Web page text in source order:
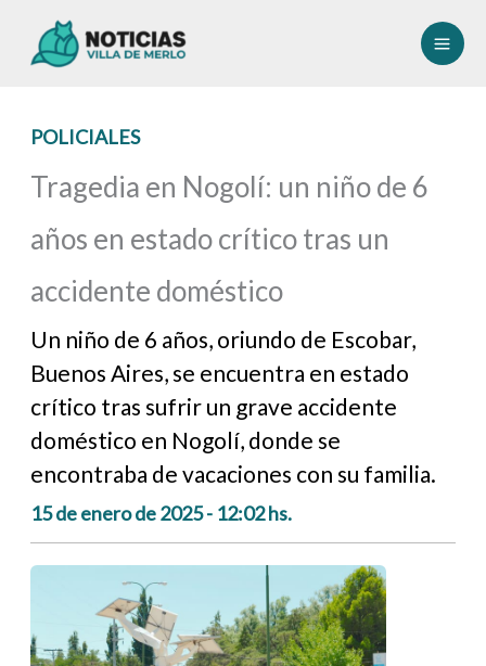
POLICIALES
Tragedia en Nogolí: un niño de 6
años en estado crítico tras un
accidente doméstico
Un niño de 6 años, oriundo de Escobar,
Buenos Aires, se encuentra en estado
crítico tras sufrir un grave accidente
doméstico en Nogolí, donde se
encontraba de vacaciones con su familia.
15 de enero de 2025 - 12:02 hs.